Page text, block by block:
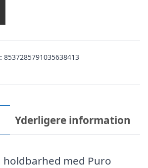
8537285791035638413
Yderligere information
holdbarhed med Puro